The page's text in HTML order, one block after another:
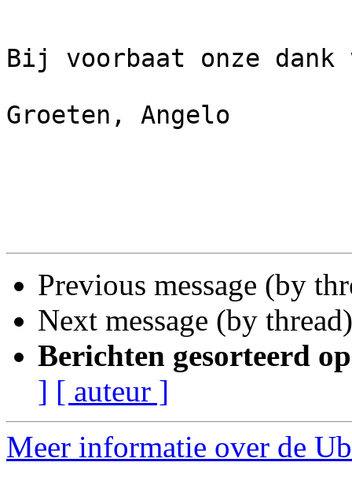
Bij voorbaat onze
Groeten, Angelo
Previous message (by
Next message (by
Berichten gesorteerd
] [ auteur ]
Meer informatie over de